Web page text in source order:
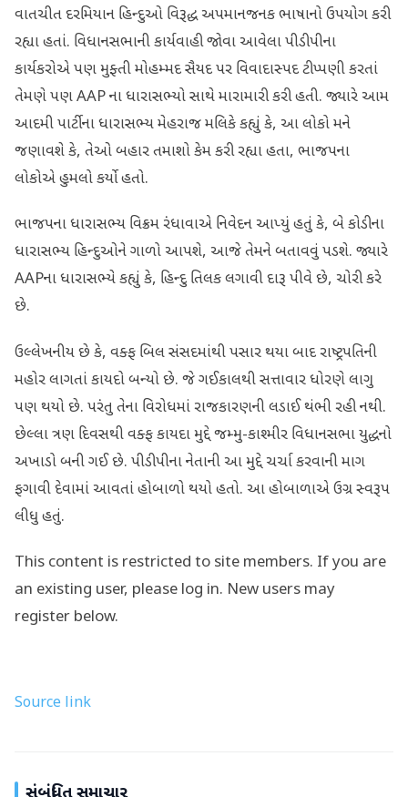
વાતચીત દરમિયાન હિન્દુઓ વિરૂદ્ધ અપમાનજનક ભાષાનો ઉપયોગ કરી
રહ્યા હતાં. વિધાનસભાની કાર્યવાહી જોવા આવેલા પીડીપીના
કાર્યકરોએ પણ મુફ્તી મોહમ્મદ સૈયદ પર વિવાદાસ્પદ ટીપ્પણી કરતાં
તેમણે પણ AAP ના ધારાસભ્યો સાથે મારામારી કરી હતી. જ્યારે આમ
આદમી પાર્ટીના ધારાસભ્ય મેહરાજ મલિકે કહ્યું કે, આ લોકો મને
જણાવશે કે, તેઓ બહાર તમાશો કેમ કરી રહ્યા હતા, ભાજપના
લોકોએ હુમલો કર્યો હતો.
ભાજપના ધારાસભ્ય વિક્રમ રંધાવાએ નિવેદન આપ્યું હતું કે, બે કોડીના
ધારાસભ્ય હિન્દુઓને ગાળો આપશે, આજે તેમને બતાવવું પડશે. જ્યારે
AAPના ધારાસભ્યે કહ્યું કે, હિન્દુ તિલક લગાવી દારૂ પીવે છે, ચોરી કરે
છે.
ઉલ્લેખનીય છે કે, વક્ફ બિલ સંસદમાંથી પસાર થયા બાદ રાષ્ટ્રપતિની
મહોર લાગતાં કાયદો બન્યો છે. જે ગઈકાલથી સત્તાવાર ધોરણે લાગુ
પણ થયો છે. પરંતુ તેના વિરોધમાં રાજકારણની લડાઈ થંભી રહી નથી.
છેલ્લા ત્રણ દિવસથી વક્ફ કાયદા મુદ્દે જમ્મુ-કાશ્મીર વિધાનસભા યુદ્ધનો
અખાડો બની ગઈ છે. પીડીપીના નેતાની આ મુદ્દે ચર્ચા કરવાની માગ
ફગાવી દેવામાં આવતાં હોબાળો થયો હતો. આ હોબાળાએ ઉગ્ર સ્વરૂપ
લીધુ હતું.
This content is restricted to site members. If you are
an existing user, please log in. New users may
register below.
Source link